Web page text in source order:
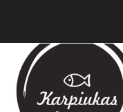
prie
meniu
prie
turinio